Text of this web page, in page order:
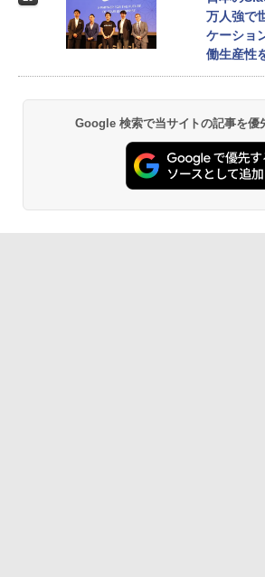
万人強で
ケーショ
働生産性
Google 検索で当サイトの記事を優